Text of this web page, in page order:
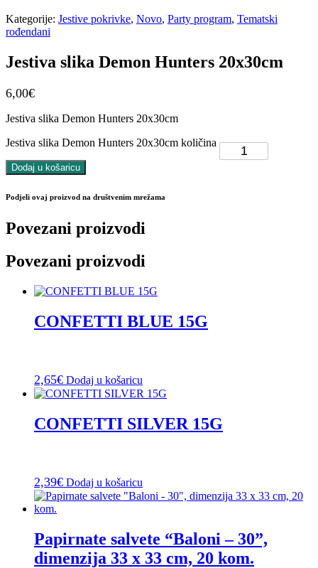
Kategorije: Jestive pokrivke, Novo, Party program, Tematski
rođendani
Jestiva slika Demon Hunters 20x30cm
6,00€
Jestiva slika Demon Hunters 20x30cm
Jestiva slika Demon Hunters 20x30cm količina
Dodaj u košaricu
Podjeli ovaj proizvod na društvenim mrežama
Povezani proizvodi
Povezani proizvodi
CONFETTI BLUE 15G
2,65€ Dodaj u košaricu
CONFETTI SILVER 15G
2,39€ Dodaj u košaricu
Papirnate salvete “Baloni – 30”,
dimenzija 33 x 33 cm, 20 kom.